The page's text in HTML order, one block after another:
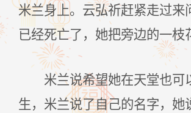
米兰身上。云弘祈赶紧走过
已经死亡了，她把旁边的一枝
米兰说希望她在天堂也
生，米兰说了自己的名字，